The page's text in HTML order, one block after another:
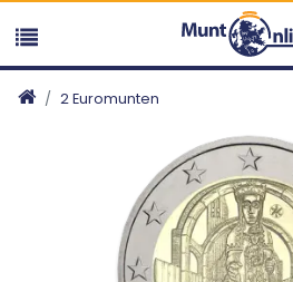
2 Euromunten